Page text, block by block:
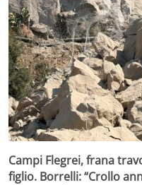
Campi Flegrei, frana
figlio. Borrelli: “Crollo